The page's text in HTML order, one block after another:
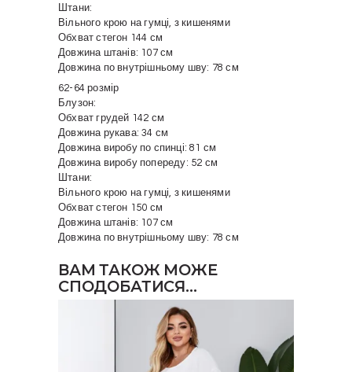
Штани:
Вільного крою на гумці, з кишенями
Обхват стегон 144 см
Довжина штанів: 107 см
Довжина по внутрішньому шву: 78 см
62-64 розмір
Блузон:
Обхват грудей 142 см
Довжина рукава: 34 см
Довжина виробу по спинці: 81 см
Довжина виробу попереду: 52 см
Штани:
Вільного крою на гумці, з кишенями
Обхват стегон 150 см
Довжина штанів: 107 см
Довжина по внутрішньому шву: 78 см
ВАМ ТАКОЖ МОЖЕ
СПОДОБАТИСЯ…